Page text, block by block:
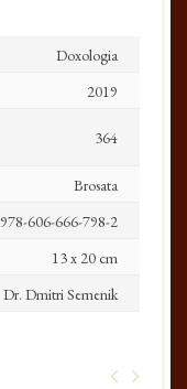
Doxologia
2019
364
Brosata
978-606-666-798-2
13 x 20 cm
Dr. Dmitri Semenik